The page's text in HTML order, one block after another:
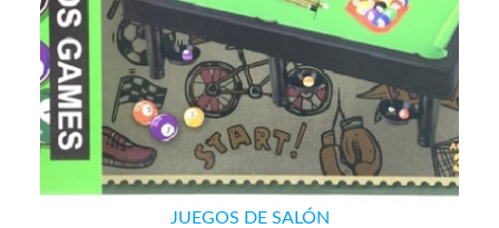
JUEGOS DE SALÓN